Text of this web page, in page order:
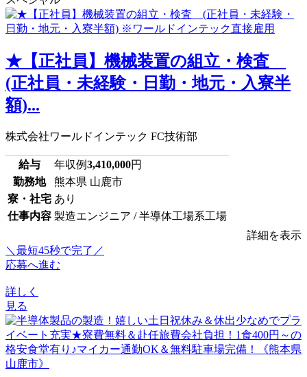
★【正社員】機械装置の組立・検査
(正社員・未経験・日勤・地元・入寮半
額)...
株式会社ワールドインテック FC技術部
給与 年収例3,410,000円
勤務地
熊本県 山鹿市
寮・社宅 あり
仕事内容 製造エンジニア / 半導体工場系工場
詳細を表示
＼最短45秒で完了／
応募へ進む
詳しく
見る